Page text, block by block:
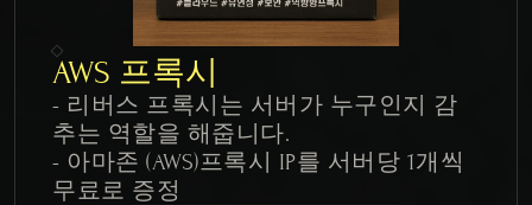
AWS 프록시
- 리버스 프록시는 서버가 누구인지 감
추는 역할을 해줍니다.
- 아마존 (AWS)프록시 IP를 서버당 1개씩
무료로 증정